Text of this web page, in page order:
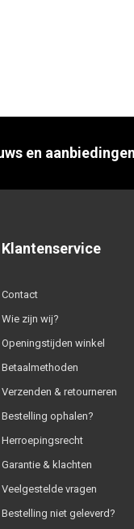
en
Klantenservice
Contact
Wie zijn wij?
Openingstijden winkel
Betaalmethoden
Verzenden & retourneren
Bestelling ophalen?
Herroepingsrecht
Garantie & klachten
Veelgestelde vragen
Bestelling niet geleverd?